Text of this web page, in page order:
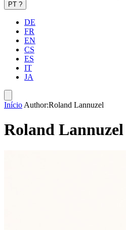
PT ?
DE
FR
EN
CS
ES
IT
JA
Início Author:Roland Lannuzel
Roland Lannuzel